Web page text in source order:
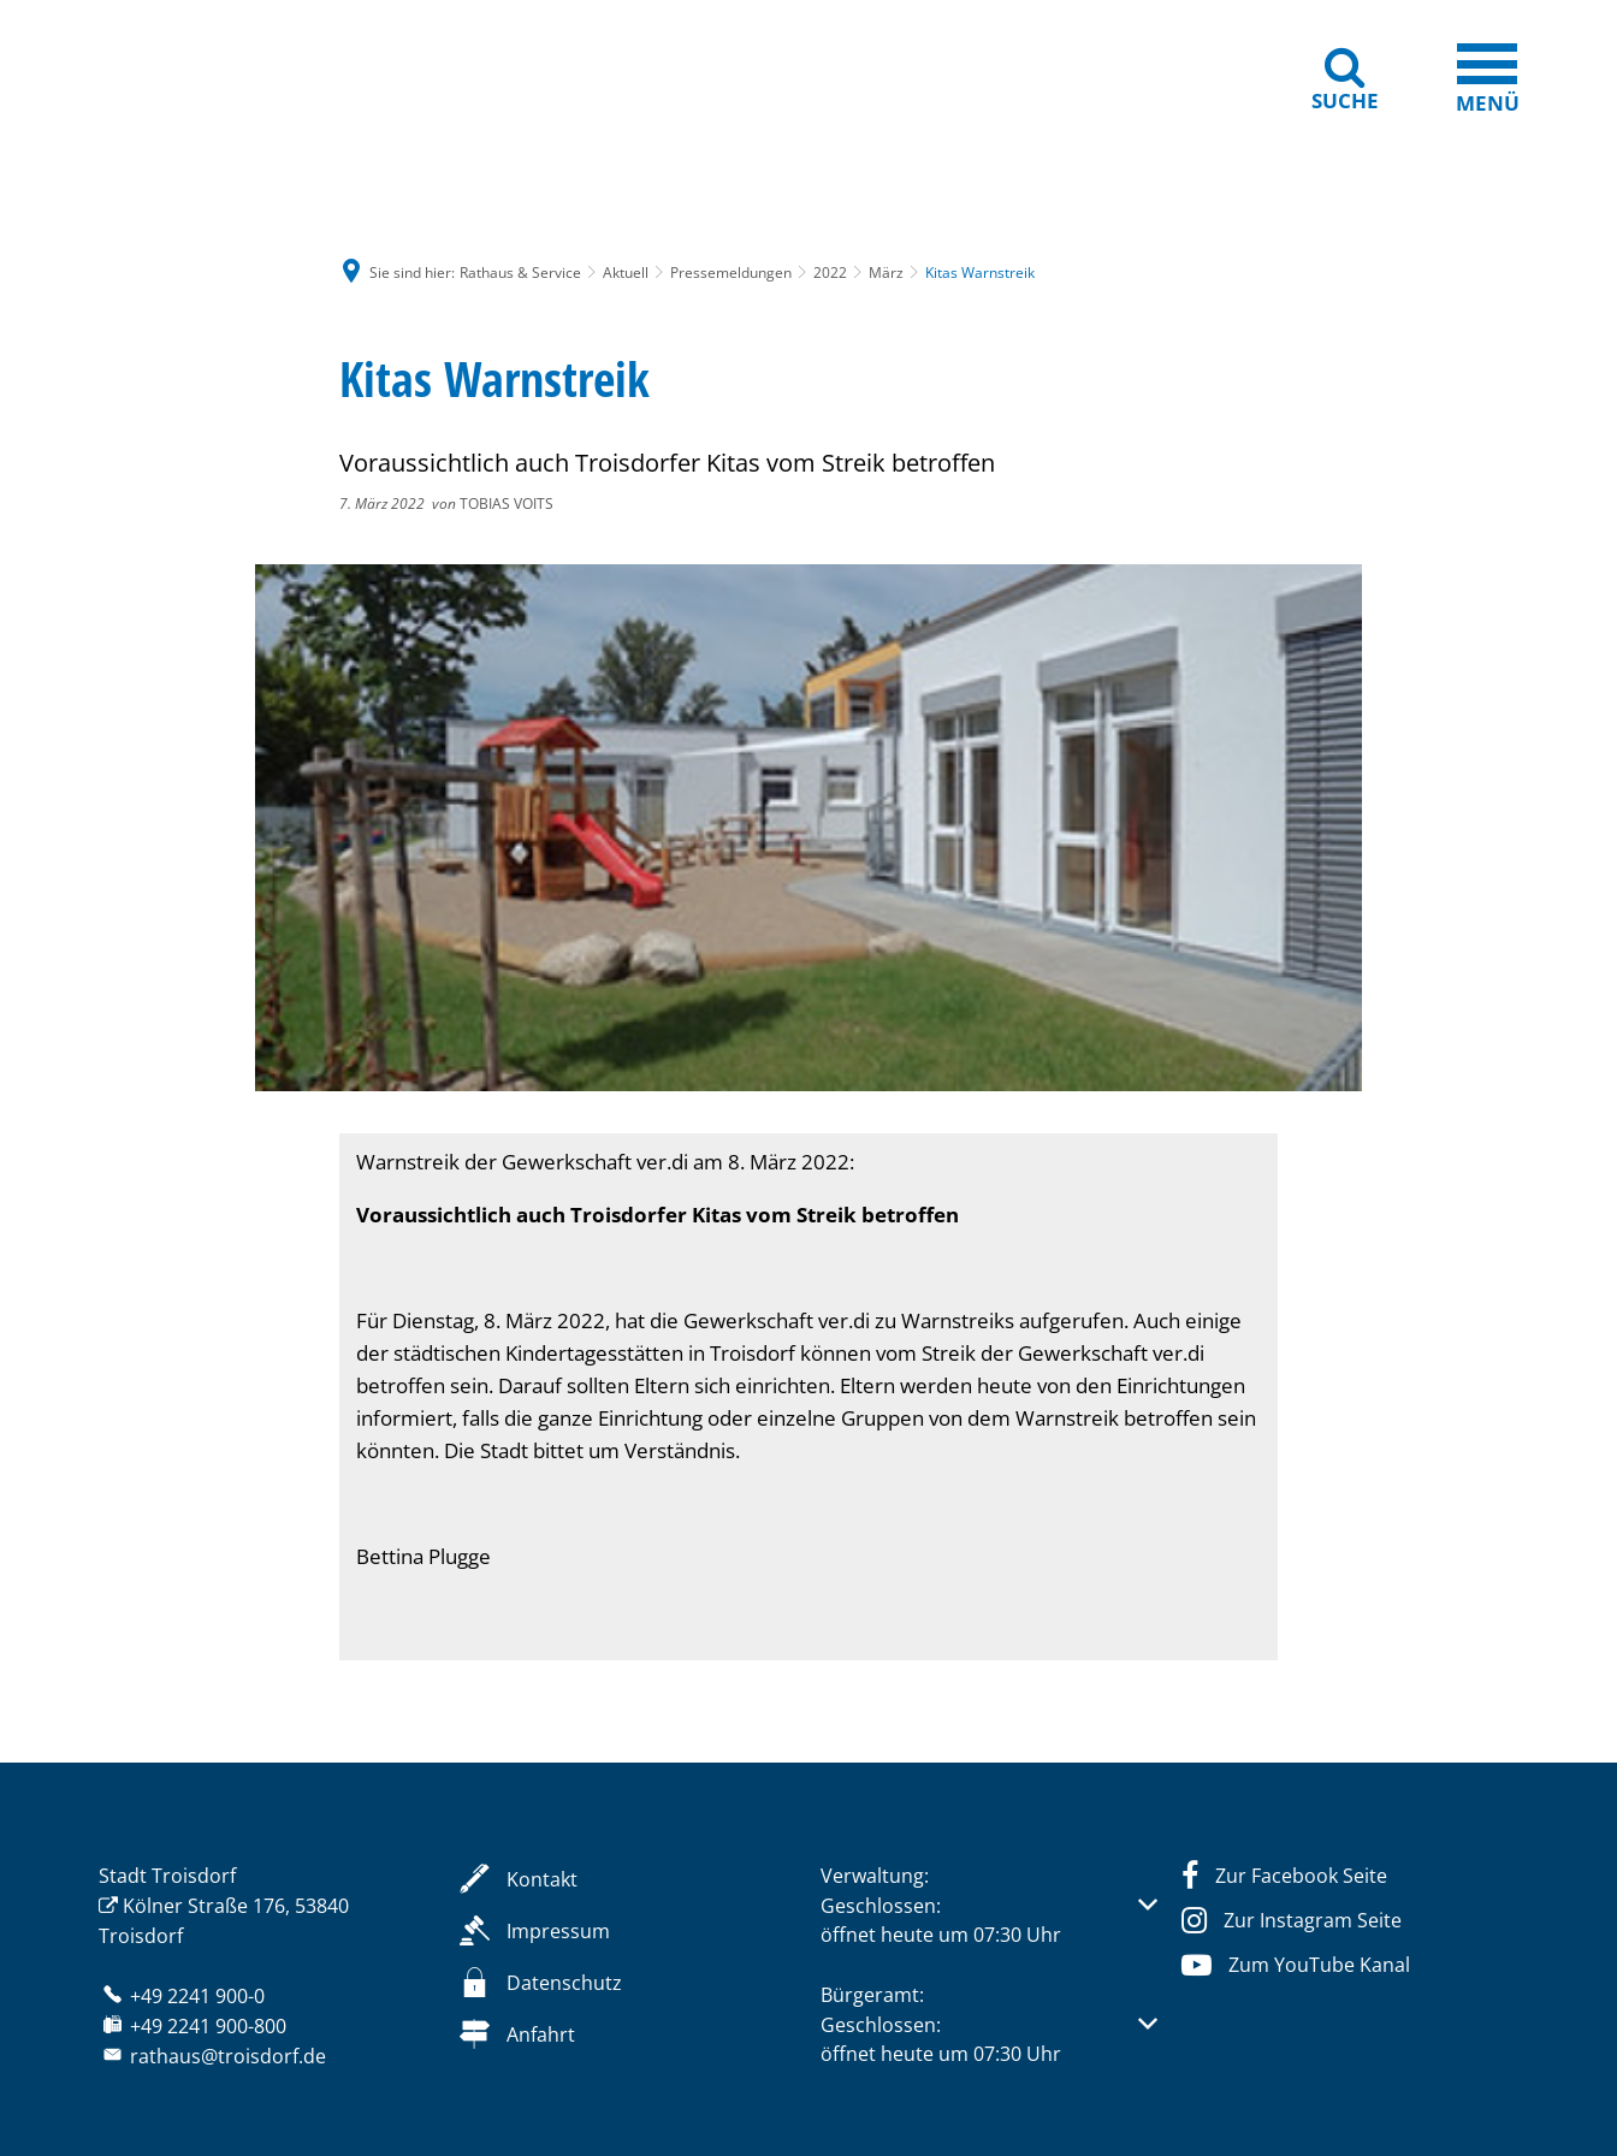
SUCHE MENÜ
Sie sind hier: Rathaus & Service Aktuell Pressemeldungen 2022 März Kitas Warnstreik
Kitas Warnstreik
Voraussichtlich auch Troisdorfer Kitas vom Streik betroffen
7. März 2022 vonTOBIAS VOITS
Warnstreik der Gewerkschaft ver.di am 8. März 2022:
Voraussichtlich auch Troisdorfer Kitas vom Streik betroffen
Für Dienstag, 8. März 2022, hat die Gewerkschaft ver.di zu Warnstreiks aufgerufen. Auch einige
der städtischen Kindertagesstätten in Troisdorf können vom Streik der Gewerkschaft ver.di
betroffen sein. Darauf sollten Eltern sich einrichten. Eltern werden heute von den Einrichtungen
informiert, falls die ganze Einrichtung oder einzelne Gruppen von dem Warnstreik betroffen sein
könnten. Die Stadt bittet um Verständnis.
Bettina Plugge
Stadt Troisdorf
Kölner Straße 176, 53840
Troisdorf
+49 2241 900-0
+49 2241 900-800
rathaus@troisdorf.de
Kontakt
Impressum
Datenschutz
Anfahrt
Verwaltung:
Klicken, um weitere Öffnungs- oder Schließzeiten auszublenden
Geschlossen:
öffnet heute um 07:30 Uhr
Bürgeramt:
Klicken, um weitere Öffnungs- oder Schließzeiten auszublenden
Geschlossen:
öffnet heute um 07:30 Uhr
Zur Facebook Seite
Zur Instagram Seite
Zum YouTube Kanal